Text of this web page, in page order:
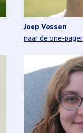
Joep Vossen
naar de one-pager